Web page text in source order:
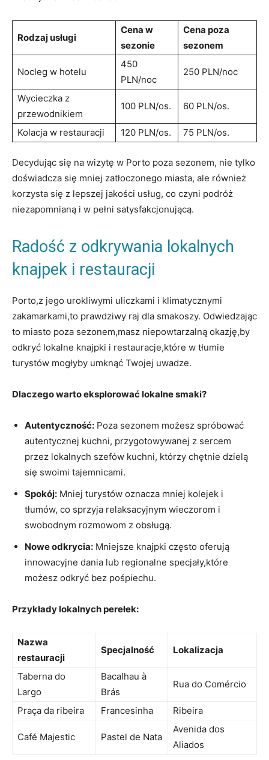
Rodzaj usługi
Cena ⁢w
sezonie
Cena poza
‌sezonem
Nocleg w hotelu
450
PLN/noc
250 PLN/noc
Wycieczka z
przewodnikiem
100 PLN/os. 60‍ PLN/os.
Kolacja w restauracji 120 PLN/os. 75 PLN/os.
Decydując⁢ się ​na‌ wizytę ⁣w Porto poza sezonem, ⁣nie ⁤tylko⁣
doświadcza się mniej zatłoczonego ⁣miasta, ale również⁤
korzysta się z lepszej jakości usług, co czyni‍ podróż
niezapomnianą i w pełni satysfakcjonującą.
Radość z odkrywania lokalnych
knajpek i ⁣restauracji
Porto,z jego urokliwymi uliczkami i klimatycznymi
zakamarkami,to prawdziwy raj⁢ dla smakoszy.​ Odwiedzając
to miasto poza sezonem,masz niepowtarzalną ⁢okazję,by
odkryć lokalne knajpki ⁢i restauracje,które w tłumie
turystów mogłyby umknąć Twojej uwadze.
Dlaczego warto eksplorować lokalne ​smaki?
Autentyczność: Poza sezonem możesz spróbować
autentycznej kuchni, przygotowywanej z sercem
przez lokalnych szefów kuchni, którzy chętnie ‌dzielą⁢
się swoimi tajemnicami.
Spokój: Mniej turystów oznacza mniej ⁣kolejek i
tłumów, co sprzyja relaksacyjnym wieczorom i
swobodnym ‌rozmowom⁢ z obsługą.
Nowe odkrycia: Mniejsze knajpki często ‌oferują
innowacyjne dania​ lub regionalne specjały,które
możesz odkryć bez pośpiechu.
Przykłady lokalnych perełek:
Nazwa
restauracji
Specjalność Lokalizacja
Taberna do‍
Largo
Bacalhau à
Brás
Rua do‍ Comércio
Praça da ribeira Francesinha Ribeira
Café Majestic Pastel de ⁢Nata
Avenida dos
Aliados